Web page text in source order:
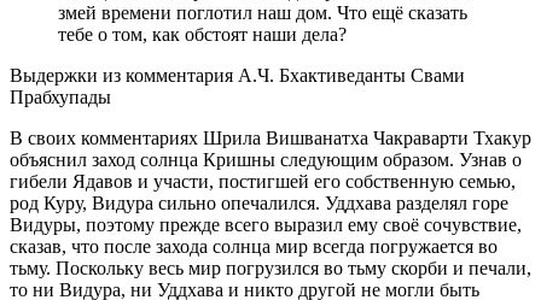
змей времени поглотил наш дом. Что ещё сказать
тебе о том, как обстоят наши дела?
Выдержки из комментария А.Ч. Бхактиведанты Свами
Прабхупады
В своих комментариях Шрила Вишванатха Чакраварти Тхакур
объяснил заход солнца Кришны следующим образом. Узнав о
гибели Ядавов и участи, постигшей его собственную семью,
род Куру, Видура сильно опечалился. Уддхава разделял горе
Видуры, поэтому прежде всего выразил ему своё сочувствие,
сказав, что после захода солнца мир всегда погружается во
тьму. Поскольку весь мир погрузился во тьму скорби и печали,
то ни Видура, ни Уддхава и никто другой не могли быть